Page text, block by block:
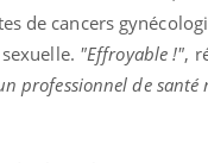
de cancers
"Effroyable !",
professionnel de